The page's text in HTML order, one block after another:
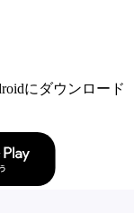
にダウンロード